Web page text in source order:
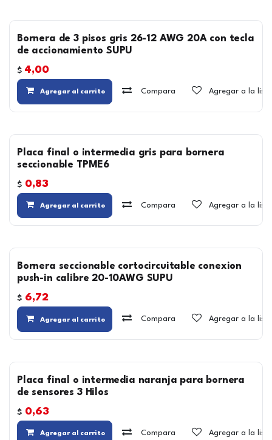
Bornera de 3 pisos gris 26-12 AWG 20A con tecla
de accionamiento SUPU
$ 4,00
Agregar al carrito Compara Agregar a la
Placa final o intermedia gris para bornera
seccionable TPME6
$ 0,83
Agregar al carrito Compara Agregar a la
Bornera seccionable cortocircuitable conexion
push-in calibre 20-10AWG SUPU
$ 6,72
Agregar al carrito Compara Agregar a la
Placa final o intermedia naranja para bornera
de sensores 3 Hilos
$ 0,63
Agregar al carrito Compara Agregar a la